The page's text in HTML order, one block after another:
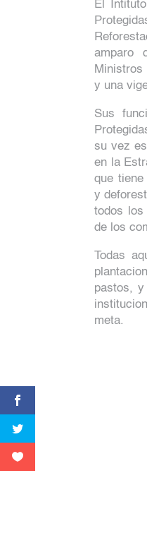
El
amparo
Ministros
y una
Sus
su vez
en la
que tiene
y
todos los
de los
Todas
pastos,
meta.